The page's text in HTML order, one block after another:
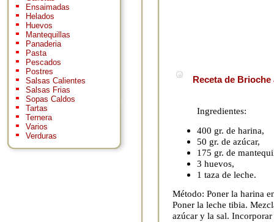
Ensaimadas
Helados
Huevos
Mantequillas
Panaderia
Pasta
Pescados
Postres
Salsas Calientes
Salsas Frias
Sopas Caldos
Tartas
Ternera
Varios
Verduras
Receta de
Ingredientes:
400 gr. de harina,
50 gr. de azúcar,
175 gr. de
3 huevos,
1 taza de leche.
Método: Poner la harina
Poner la leche tibia.
azúcar y la sal.